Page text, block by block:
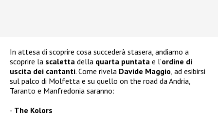
In attesa di scoprire cosa succederà stasera, andiamo a
scoprire la scaletta della quarta puntata e l’ordine di
uscita dei cantanti. Come rivela Davide Maggio , ad esibirsi
sul palco di Molfetta e su quello on the road da Andria,
Taranto e Manfredonia saranno:
The Kolors